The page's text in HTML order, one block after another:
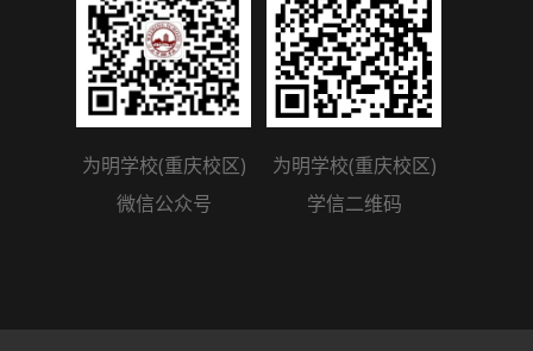
为明学校(重庆校区)
微信公众号
为明学校(重庆校区)
学信二维码